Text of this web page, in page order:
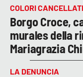
COLORI CANCELLATI
Borgo Croce,
murales della
Mariagrazia
LA DENUNCIA